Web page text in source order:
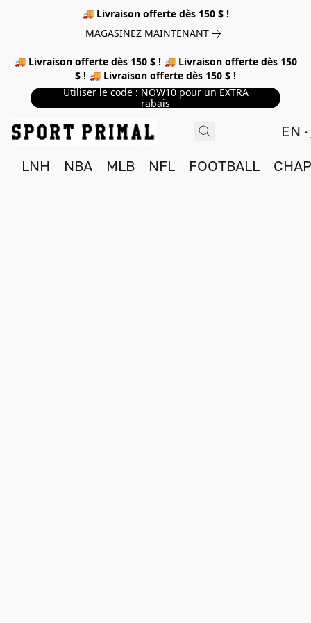
🚚 Livraison offerte dès 150 $ !
MAGASINEZ MAINTENANT
🚚 Livraison offerte dès 150 $ ! 🚚 Livraison offerte dès 150
$ ! 🚚 Livraison offerte dès 150 $ !
Utiliser le code : NOW10 pour un EXTRA
rabais
EN
LNH NBA MLB NFL FOOTBALL